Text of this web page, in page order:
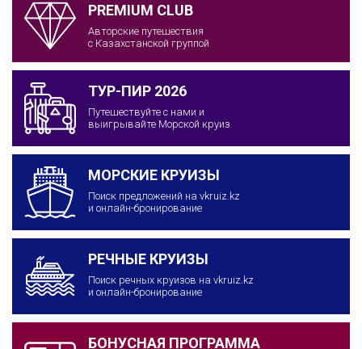
PREMIUM CLUB
Авторские путешествия
с Казахстанской группой
ТУР-ПИР 2026
Путешествуйте с нами и
выигрывайте Морской круиз
МОРСКИЕ КРУИЗЫ
Поиск предложений на vkruiz.kz
и онлайн-бронирование
РЕЧНЫЕ КРУИЗЫ
Поиск речных круизов на vkruiz.kz
и онлайн-бронирование
БОНУСНАЯ ПРОГРАММА